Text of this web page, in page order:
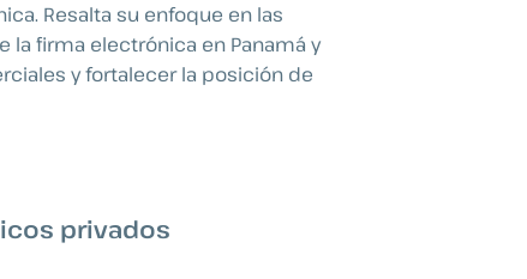
Resalta su enfoque en las
firma electrónica en Panamá y
y fortalecer la posición de
privados